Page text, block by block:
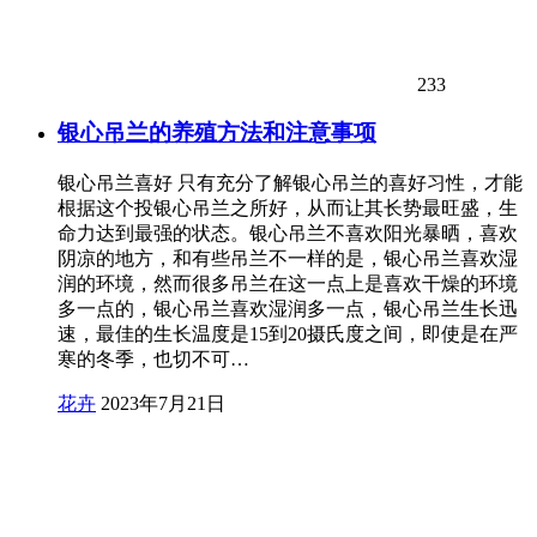
233
银心吊兰的养殖方法和注意事项
银心吊兰喜好 只有充分了解银心吊兰的喜好习性，才能
根据这个投银心吊兰之所好，从而让其长势最旺盛，生
命力达到最强的状态。银心吊兰不喜欢阳光暴晒，喜欢
阴凉的地方，和有些吊兰不一样的是，银心吊兰喜欢湿
润的环境，然而很多吊兰在这一点上是喜欢干燥的环境
多一点的，银心吊兰喜欢湿润多一点，银心吊兰生长迅
速，最佳的生长温度是15到20摄氏度之间，即使是在严
寒的冬季，也切不可…
花卉 2023年7月21日